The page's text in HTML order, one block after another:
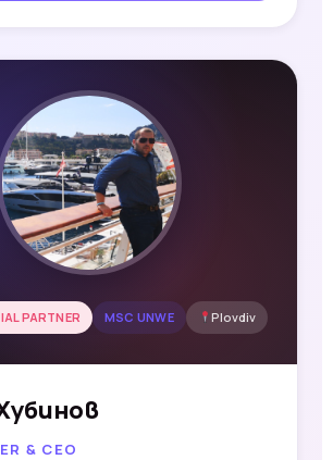
PARTNER MSC UNWE Plovdiv
& CEO